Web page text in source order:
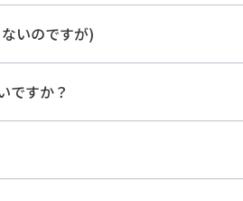
いのですが)
ですか？